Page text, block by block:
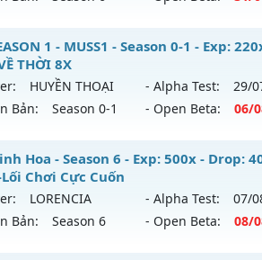
loại: Mu Nguyên bản Webzen
XSHield
THỐNG LĨNH___ - LÂU DÀI, CAM
mới ra tháng 07 2026 - Mở máy chủ
300x - Drop: 20%
loại: Mu Nguyên bản Webzen
UGK ANTIHACK
1 - MUSS1 - Season 0-1 - Exp:
THỜI 8X
HUYỀN THOẠI - Alpha Test: 29/
Bản:
Season 0-1 - Open Beta: 06/
1 - MUSS1 - MU TRỞ VỀ
mới ra tháng 08 2026 - Mở máy chủ
220x - Drop: 20%
Hoa - Season 6 - Exp: 500x - Drop:
Chơi Cực Cuốn
LORENCIA - Alpha Test: 07/
Bản:
Season 6 - Open Beta: 08/